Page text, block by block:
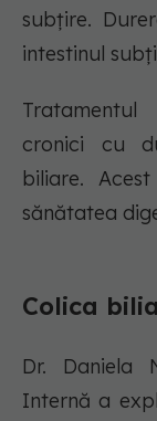
subțire.
intestinul
cronici cu
biliare.
sănătatea
Colica
Dr. Daniela
Internă a